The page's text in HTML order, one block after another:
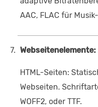
AAC, FLAC für
Webseitenelemente:
HTML-Seiten:
Webseiten.
WOFF2, oder TTF.